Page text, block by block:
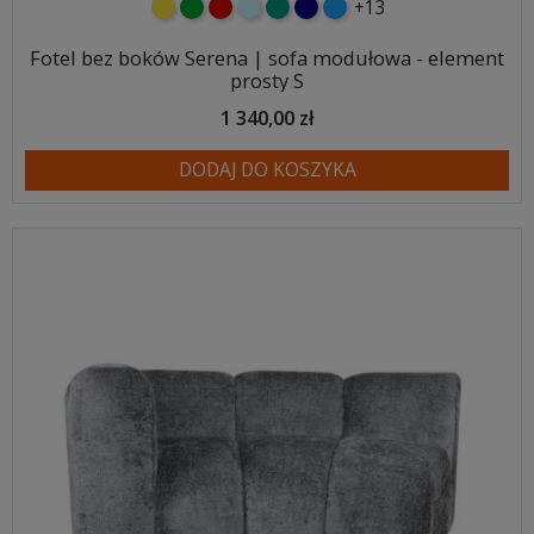
żółtyzielonyczerwony
błękitnyturkusowy
granatowy
niebieski
+13
Fotel bez boków Serena | sofa modułowa - element
prosty S
1 340,00 zł
DODAJ DO KOSZYKA